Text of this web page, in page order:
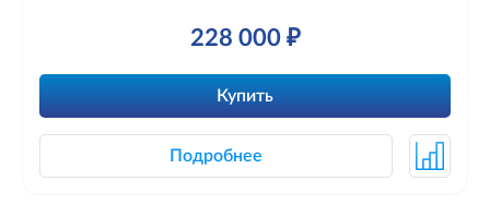
228 000 ₽
Купить
Подробнее